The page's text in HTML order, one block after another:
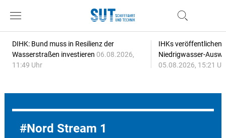
DIHK: Bund muss in Resilienz der
Wasserstraßen investieren 06.08.2026,
11:49 Uhr
IHKs veröffentlichen
Niedrigwasser-
05.08.2026, 15:21
Nord Stream 1